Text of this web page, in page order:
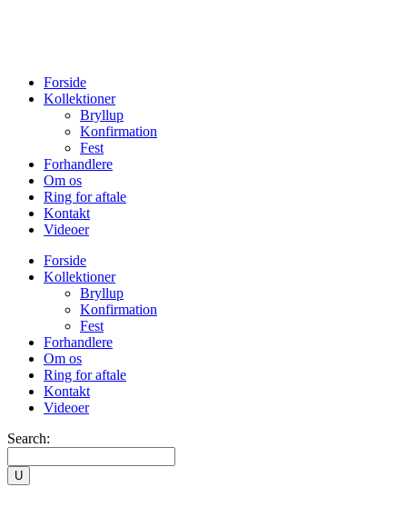
Forside
Kollektioner
Bryllup
Konfirmation
Fest
Forhandlere
Om os
Ring for aftale
Kontakt
Videoer
Forside
Kollektioner
Bryllup
Konfirmation
Fest
Forhandlere
Om os
Ring for aftale
Kontakt
Videoer
Search: